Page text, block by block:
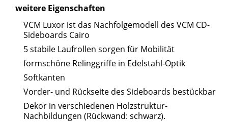
weitere Eigenschaften
VCM Luxor ist das Nachfolgemodell des VCM CD-
Sideboards Cairo
5 stabile Laufrollen sorgen für Mobilität
formschöne Relinggriffe in Edelstahl-Optik
Softkanten
Vorder- und Rückseite des Sideboards bestückbar
Dekor in verschiedenen Holzstruktur-
Nachbildungen (Rückwand: schwarz).